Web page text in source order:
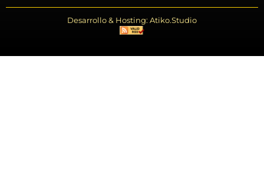
Desarrollo & Hosting: Atiko.Studio